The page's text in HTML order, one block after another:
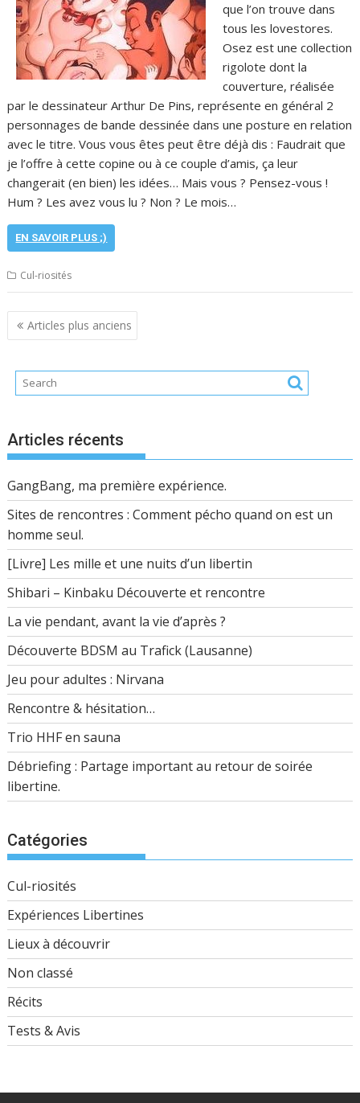
que l’on trouve dans
tous les lovestores.
Osez est une collection
rigolote dont la
couverture, réalisée
par le dessinateur Arthur De Pins, représente en général 2
personnages de bande dessinée dans une posture en relation
avec le titre. Vous vous êtes peut être déjà dis : Faudrait que
je l’offre à cette copine ou à ce couple d’amis, ça leur
changerait (en bien) les idées… Mais vous ? Pensez-vous !
Hum ? Les avez vous lu ? Non ? Le mois…
EN SAVOIR PLUS ;)
Cul-riosités
Navigation
des
Articles plus anciens
Articles récents
GangBang, ma première expérience.
Sites de rencontres : Comment pécho quand on est un
homme seul.
[Livre] Les mille et une nuits d’un libertin
Shibari – Kinbaku Découverte et rencontre
La vie pendant, avant la vie d’après ?
Découverte BDSM au Trafick (Lausanne)
Jeu pour adultes : Nirvana
Rencontre & hésitation…
Trio HHF en sauna
Débriefing : Partage important au retour de soirée
libertine.
Catégories
Cul-riosités
Expériences Libertines
Lieux à découvrir
Non classé
Récits
Tests & Avis